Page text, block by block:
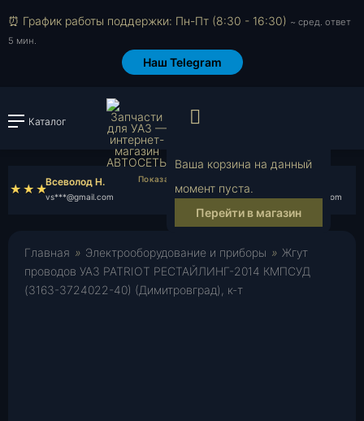
⏰ График работы поддержки: Пн-Пт (8:30 - 16:30) ~ сред. ответ
5 мин.
Наш Telegram
Каталог Войти или
Ваша корзина на данный
момент пуста.
Перейти в магазин
Всеволод Н.
vs***@gmail.com na***@gmail.com
Главная » Электрооборудование и приборы » Жгут
проводов УАЗ PATRIOT РЕСТАЙЛИНГ-2014 КМПСУД
(3163-3724022-40) (Димитровград), к-т